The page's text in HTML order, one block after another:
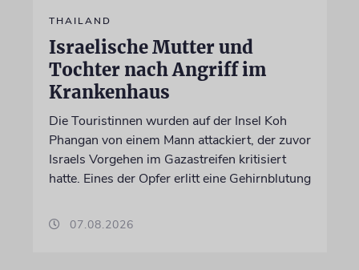
THAILAND
Israelische Mutter und
Tochter nach Angriff im
Krankenhaus
Die Touristinnen wurden auf der Insel Koh
Phangan von einem Mann attackiert, der zuvor
Israels Vorgehen im Gazastreifen kritisiert
hatte. Eines der Opfer erlitt eine Gehirnblutung
07.08.2026